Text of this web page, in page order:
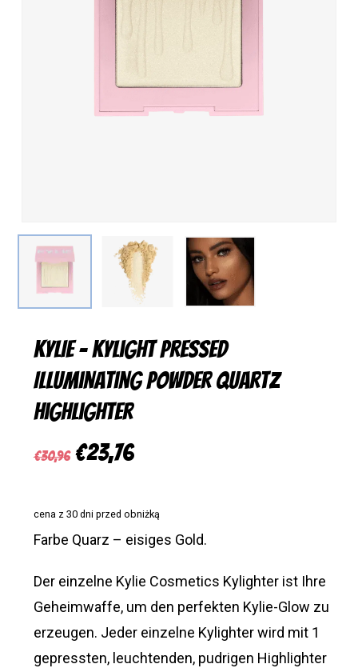
KYLIE – KyLight Pressed
Illuminating Powder Quartz
Highlighter
€30,96 Ursprünglicher
war:
€30,96
€23,76Aktueller
ist:
€23,76.
cena z 30 dni przed obniżką
Farbe Quarz – eisiges Gold.
Der einzelne Kylie Cosmetics Kylighter ist Ihre
Geheimwaffe, um den perfekten Kylie-Glow zu
erzeugen. Jeder einzelne Kylighter wird mit 1
gepressten, leuchtenden, pudrigen Highlighter